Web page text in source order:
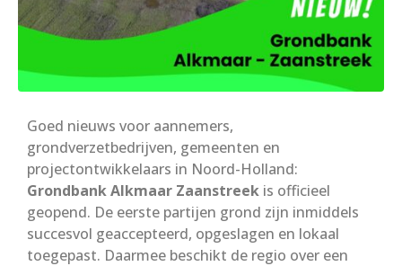
Goed nieuws voor aannemers,
grondverzetbedrijven, gemeenten en
projectontwikkelaars in Noord-Holland:
Grondbank Alkmaar Zaanstreek is officieel
geopend. De eerste partijen grond zijn inmiddels
succesvol geaccepteerd, opgeslagen en lokaal
toegepast. Daarmee beschikt de regio over een